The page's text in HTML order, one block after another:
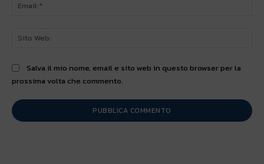
Salva il mio nome, email e sito web in questo browser per la
prossima volta che commento.